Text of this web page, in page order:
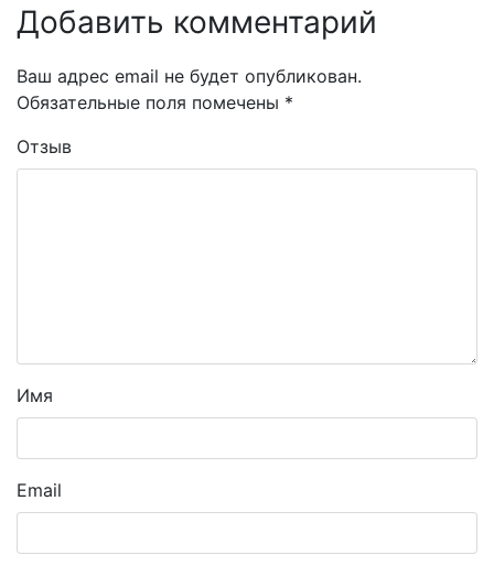
Добавить комментарий
Ваш адрес email не будет опубликован.
Обязательные поля помечены *
Отзыв
Имя
Email